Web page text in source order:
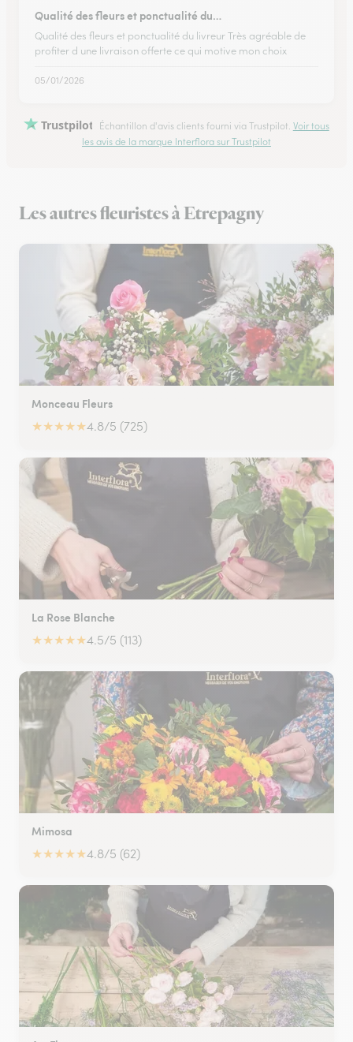
Qualité des fleurs et ponctualité du…
Qualité des fleurs et ponctualité du livreur Très agréable de
profiter d une livraison offerte ce qui motive mon choix
05/01/2026
Trustpilot Échantillon d'avis clients fourni via Trustpilot. Voir tous
les avis de la marque Interflora sur Trustpilot
Les autres fleuristes à Etrepagny
Monceau Fleurs
★★★★★4.8/5 (725)
La Rose Blanche
★★★★★4.5/5 (113)
Mimosa
★★★★★4.8/5 (62)